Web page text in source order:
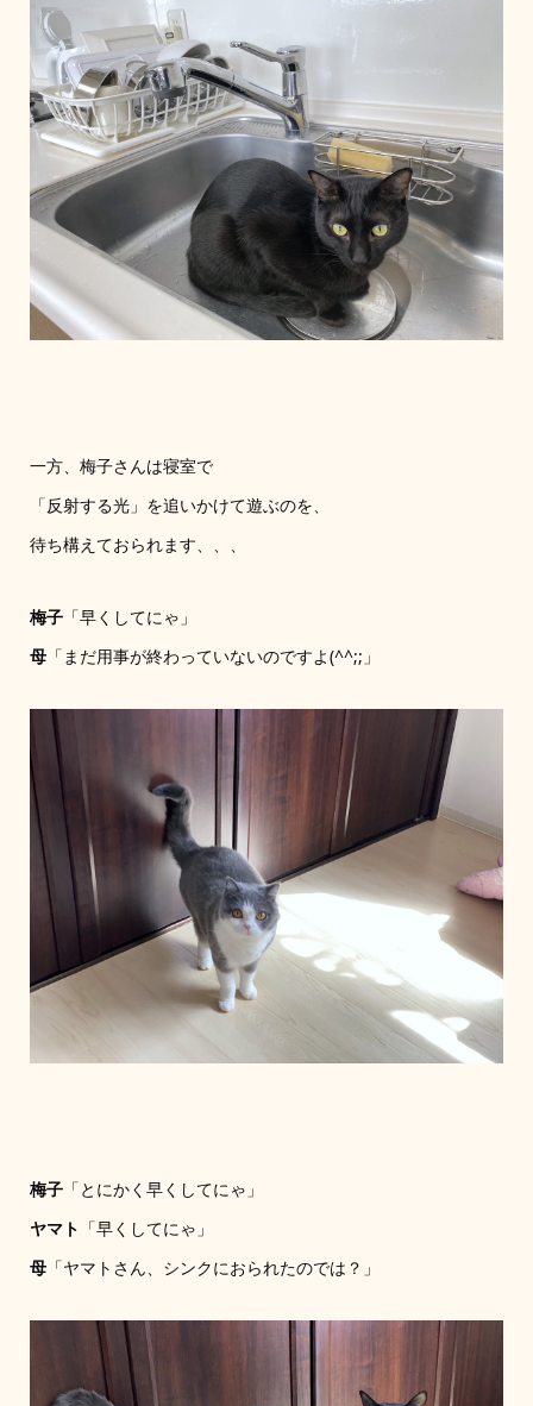
一方、梅子さんは寝室で
「反射する光」を追いかけて遊ぶのを、
待ち構えておられます、、、
梅子「早くしてにゃ」
母「まだ用事が終わっていないのですよ(^^;;」
梅子「とにかく早くしてにゃ」
ヤマト 「早くしてにゃ」
母「ヤマトさん、シンクにおられたのでは？」